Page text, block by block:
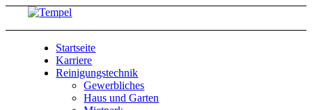
Startseite
Karriere
Reinigungstechnik
Gewerbliches
Haus und Garten